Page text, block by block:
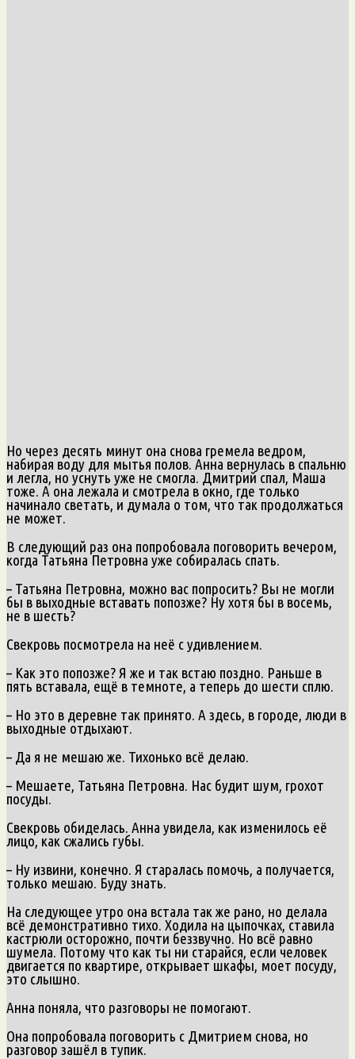
Но через десять минут она снова гремела ведром,
набирая воду для мытья полов. Анна вернулась в спальню
и легла, но уснуть уже не смогла. Дмитрий спал, Маша
тоже. А она лежала и смотрела в окно, где только
начинало светать, и думала о том, что так продолжаться
не может.
В следующий раз она попробовала поговорить вечером,
когда Татьяна Петровна уже собиралась спать.
– Татьяна Петровна, можно вас попросить? Вы не могли
бы в выходные вставать попозже? Ну хотя бы в восемь,
не в шесть?
Свекровь посмотрела на неё с удивлением.
– Как это попозже? Я же и так встаю поздно. Раньше в
пять вставала, ещё в темноте, а теперь до шести сплю.
– Но это в деревне так принято. А здесь, в городе, люди в
выходные отдыхают.
– Да я не мешаю же. Тихонько всё делаю.
– Мешаете, Татьяна Петровна. Нас будит шум, грохот
посуды.
Свекровь обиделась. Анна увидела, как изменилось её
лицо, как сжались губы.
– Ну извини, конечно. Я старалась помочь, а получается,
только мешаю. Буду знать.
На следующее утро она встала так же рано, но делала
всё демонстративно тихо. Ходила на цыпочках, ставила
кастрюли осторожно, почти беззвучно. Но всё равно
шумела. Потому что как ты ни старайся, если человек
двигается по квартире, открывает шкафы, моет посуду,
это слышно.
Анна поняла, что разговоры не помогают.
Она попробовала поговорить с Дмитрием снова, но
разговор зашёл в тупик.